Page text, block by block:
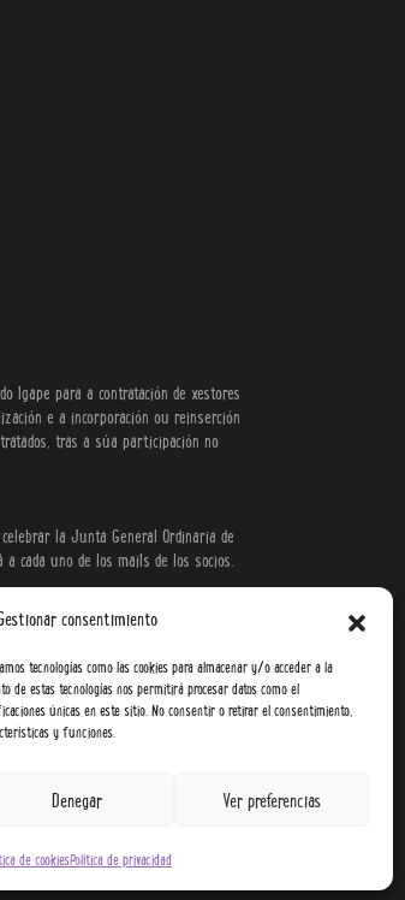
consentimiento
tecnologías como las cookies para almacenar y/o acceder a la
de estas tecnologías nos permitirá procesar datos como el
únicas en este sitio. No consentir o retirar el consentimiento,
y funciones.
Denegar Ver preferencias
de cookiesPolítica de privacidad
Igape para a contratación de xestores
e a incorporación ou reinserción
tras a súa participación no
la Junta General Ordinaria de
cada uno de los mails de los socios.